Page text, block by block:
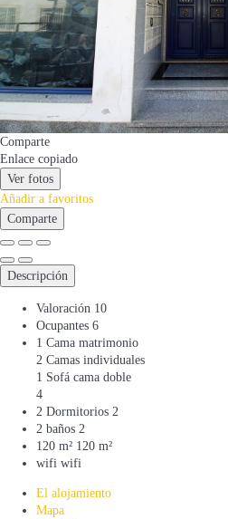
Comparte
Enlace copiado
Ver fotos
Añadir a favoritos
Comparte
Descripción
Valoración 10
Ocupantes 6
1 Cama matrimonio
2 Camas individuales
1 Sofá cama doble
4
2 Dormitorios 2
2 baños 2
120 m² 120 m²
wifi wifi
El alojamiento
Mapa